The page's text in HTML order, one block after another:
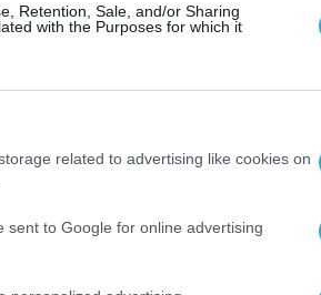
Retention, Sale, and/or Sharing
with the Purposes for which it
related to advertising like cookies on
sent to Google for online advertising
Πάρκων,